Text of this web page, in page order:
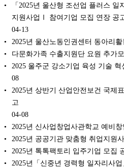
「2025년 울산형 조선업 플러스
지원사업Ⅰ 참여기업 모집 연장 공
04-13
2025년 울산노동인권센터 동아리
다문화가족 수출지원단 요원 추가
2025 울주군 강소기업 육성 기술
08
2025년 상반기 산업안전보건 국제
고
04-08
2025년 신사업창업사관학교 예비
2025년 공공기관 맞춤형 취업지원
2025년 톡톡팩토리 입주기업 모집
2025년「신중년 경력형 일자리사